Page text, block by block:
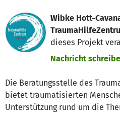
Wibke Hott-
dieses Projekt
Nachricht
Die Beratungsstelle des
bietet traumatisierten
Unterstützung rund um die